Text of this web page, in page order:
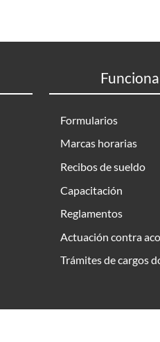
Formularios
Marcas horarias
Recibos de sueldo
Capacitación
Reglamentos
Actuación contra
Trámites de cargos